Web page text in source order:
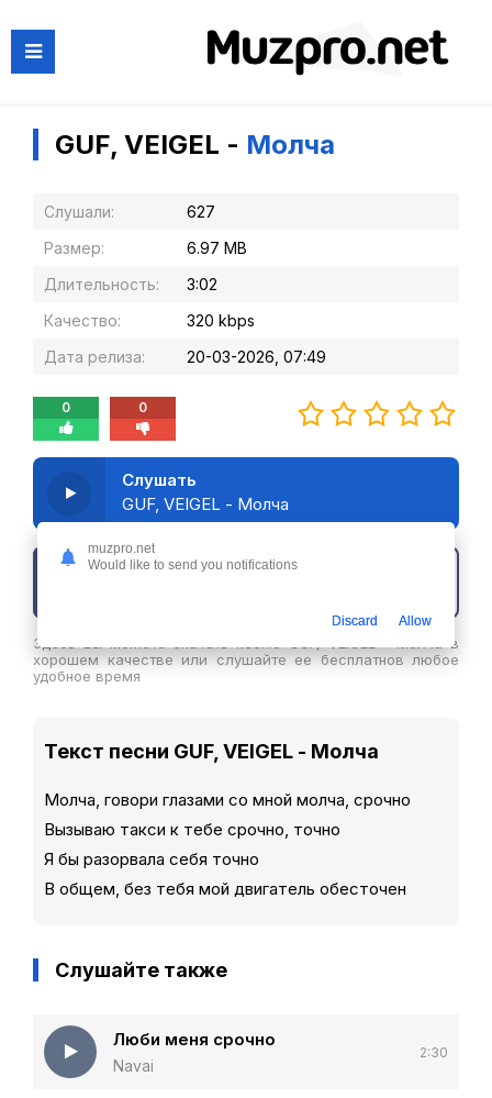
GUF, VEIGEL - Молча
Слушали:
627
Размер:
6.97 MB
Длительность:
3:02
Качество:
320 kbps
Дата релиза:
20-03-2026, 07:49
0 0
Слушать
GUF, VEIGEL - Молча
Здесь вы можете скачать песню GUF, VEIGEL - Молча в
хорошем качестве или слушайте ее бесплатнов любое
удобное время
Текст песни GUF, VEIGEL - Молча
Молча, говори глазами со мной молча, срочно
Вызываю такси к тебе срочно, точно
Я бы разорвала себя точно
В общем, без тебя мой двигатель обесточен
Слушайте также
Люби меня срочно
Navai
2:30
muzpro.net
Would like to send you notifications
Discard Allow